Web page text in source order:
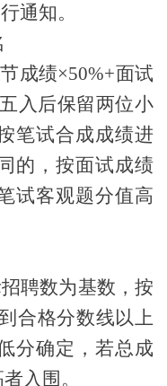
通知。
成绩×50%+面试
入后保留两位小
笔试合成成绩进
的，按面试成绩
试客观题分值高
聘数为基数，按
合格分数线以上
分确定，若总成
入围 。